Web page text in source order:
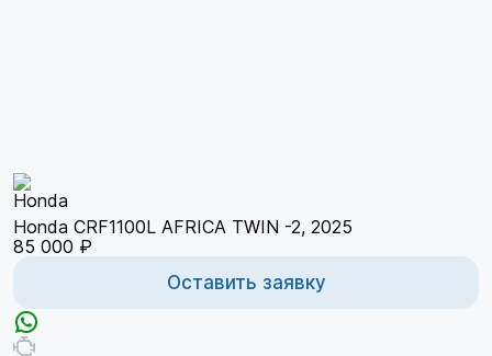
Honda CRF1100L AFRICA TWIN -2, 2025
85 000 ₽
Оставить заявку